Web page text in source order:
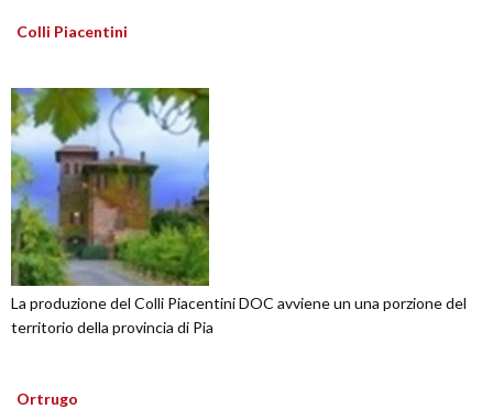
Colli Piacentini
La produzione del Colli Piacentini DOC avviene un una porzione del
territorio della provincia di Pia
Ortrugo